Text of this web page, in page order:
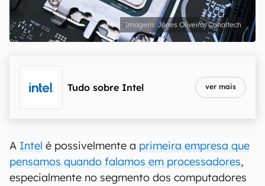
Jones Oliveira/Canaltech
Tudo sobre Intel ver mais
A Intel é possivelmente a primeira empresa que
pensamos quando falamos em processadores,
especialmente no segmento dos computadores